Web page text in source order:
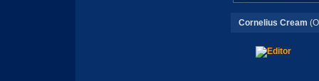
Cornelius Cream